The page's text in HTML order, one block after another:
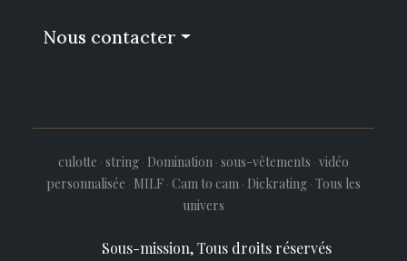
Nous contacter
culotte · string · Domination · sous-vêtements · vidéo
personnalisée · MILF · Cam to cam · Dickrating · Tous les
univers
Sous-mission, Tous droits réservés